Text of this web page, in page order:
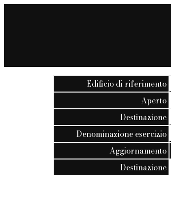
Edificio di riferimento
Aperto
Destinazione
Denominazione esercizio
Aggiornamento
Destinazione